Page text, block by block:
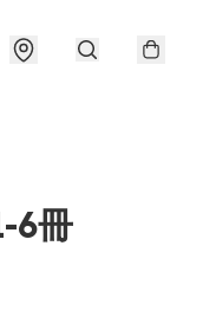
6冊